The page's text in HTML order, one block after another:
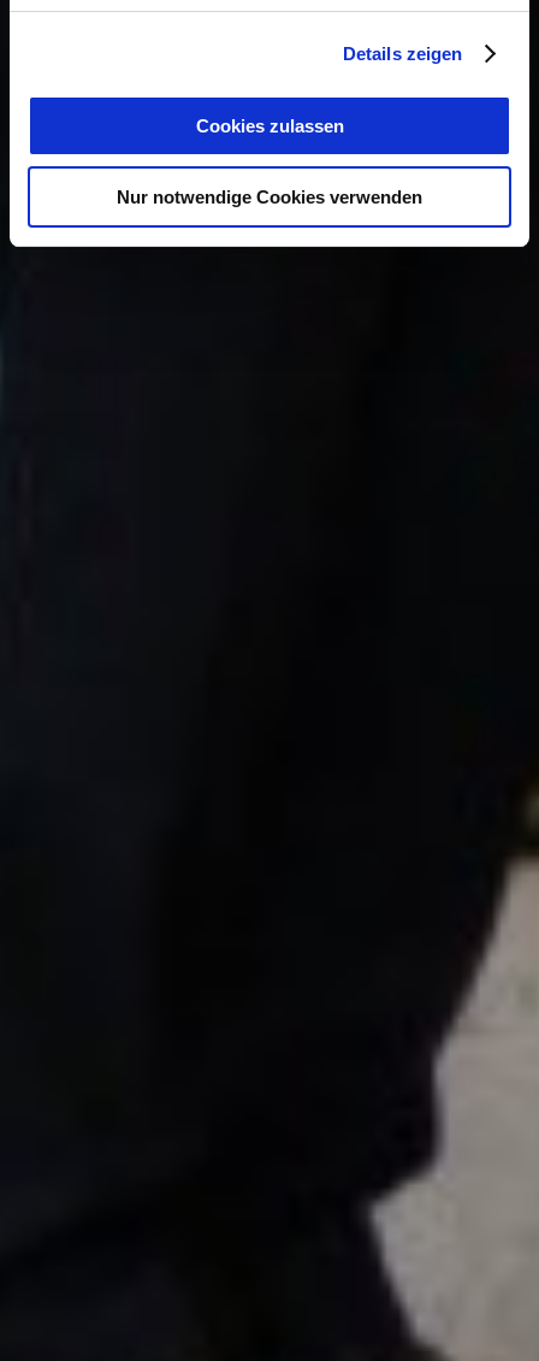
Details zeigen
Cookies zulassen
Nur notwendige Cookies verwenden